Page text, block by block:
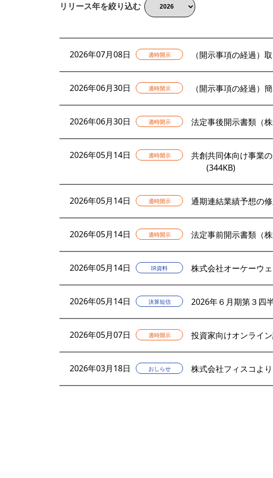
リリース年を絞り込む
2026年07月08日 適時開示 （開示事項の経過）
2026年06月30日 適時開示 （開示事項の経過）
2026年06月30日 適時開示 法定事後開示書類（
2026年05月14日 適時開示
共創共同体向け事業
(344KB)
2026年05月14日 適時開示 通期連結業績予想の
2026年05月14日 適時開示 法定事前開示書類（
2026年05月14日 IR資料 株式会社オーケーウ
2026年05月14日 決算短信 2026年６月期第３四
2026年05月07日 適時開示 投資家向けオンライ
2026年03月18日 おしらせ 株式会社フィスコよ